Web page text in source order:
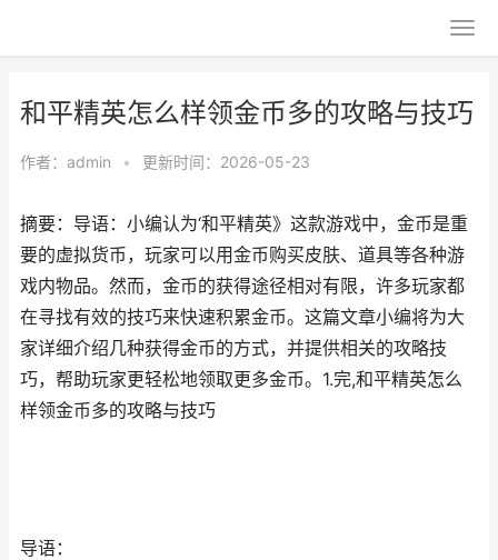
和平精英怎么样领金币多的攻略与技巧
作者： admin • 更新时间：2026-05-23
摘要：导语：小编认为‘和平精英》这款游戏中，金币是重
要的虚拟货币，玩家可以用金币购买皮肤、道具等各种游
戏内物品。然而，金币的获得途径相对有限，许多玩家都
在寻找有效的技巧来快速积累金币。这篇文章小编将为大
家详细介绍几种获得金币的方式，并提供相关的攻略技
巧，帮助玩家更轻松地领取更多金币。1.完,和平精英怎么
样领金币多的攻略与技巧
导语：